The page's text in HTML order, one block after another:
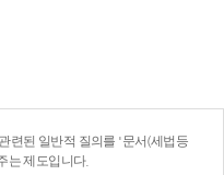
련된 일반적 질의를 '문서(세법등
는 제도입니다.